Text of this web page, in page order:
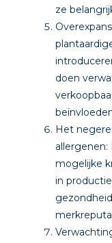
ze
doen
Het
allergenen:
mogelijke
in